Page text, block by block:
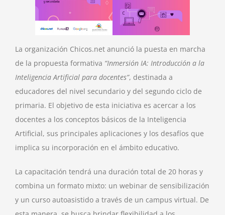
La organización Chicos.net anunció la puesta en marcha
de la propuesta formativa “Inmersión IA: Introducción a la
Inteligencia Artificial para docentes”, destinada a
educadores del nivel secundario y del segundo ciclo de
primaria. El objetivo de esta iniciativa es acercar a los
docentes a los conceptos básicos de la Inteligencia
Artificial, sus principales aplicaciones y los desafíos que
implica su incorporación en el ámbito educativo.
La capacitación tendrá una duración total de 20 horas y
combina un formato mixto: un webinar de sensibilización
y un curso autoasistido a través de un campus virtual. De